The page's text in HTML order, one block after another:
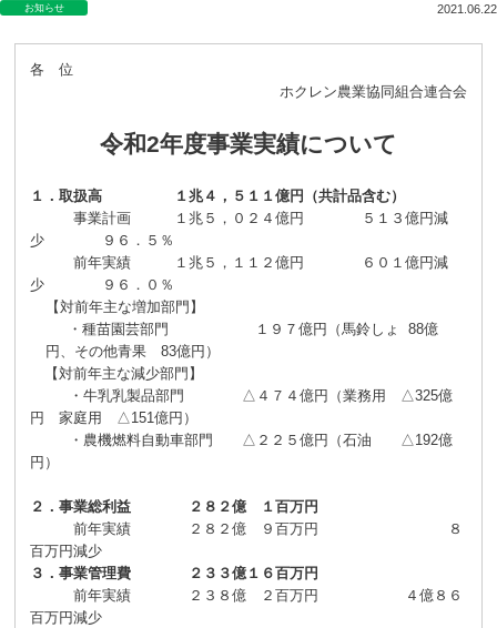
お知らせ 2021.06.22
各 位
ホクレン農業協同組合連合会
令和2年度事業実績について
１．取扱高 １兆４，５１１億円（共計品含む）
事業計画 １兆５，０２４億円 ５１３億円減
少 ９６．５％
前年実績 １兆５，１１２億円 ６０１億円減
少 ９６．０％
【対前年主な増加部門】
・種苗園芸部門 １９７億円（ 馬鈴しょ 88億
円、その他青果83億円 ）
【対前年主な減少部門】
・牛乳乳製品部門 △４７４億円（業務用 △325億
円 家庭用 △ 151億円）
・農機燃料自動車部門 △２２５億円（石油 △ 192億
円）
２．事業総利益 ２８２億 １百万円
前年実績 ２８２億 ９百万円 ８
百万円減少
３．事業管理費 ２３３億１６百万円
前年実績
２３８億 ２百万円
４億８６
百万円減少